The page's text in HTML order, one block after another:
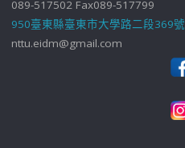
089-517502 Fax089-517799
950臺東縣臺東市大學路二段369號
nttu.eidm@gmail.com